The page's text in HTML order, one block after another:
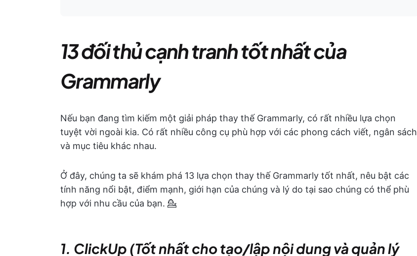
13 đối thủ cạnh tranh tốt nhất của
Grammarly
Nếu bạn đang tìm kiếm một giải pháp thay thế Grammarly, có rất nhiều lựa chọn
tuyệt vời ngoài kia. Có rất nhiều công cụ phù hợp với các phong cách viết, ngân sách
và mục tiêu khác nhau.
Ở đây, chúng ta sẽ khám phá 13 lựa chọn thay thế Grammarly tốt nhất, nêu bật các
tính năng nổi bật, điểm mạnh, giới hạn của chúng và lý do tại sao chúng có thể phù
hợp với nhu cầu của bạn. 💁
1. ClickUp (Tốt nhất cho tạo/lập nội dung và quản lý